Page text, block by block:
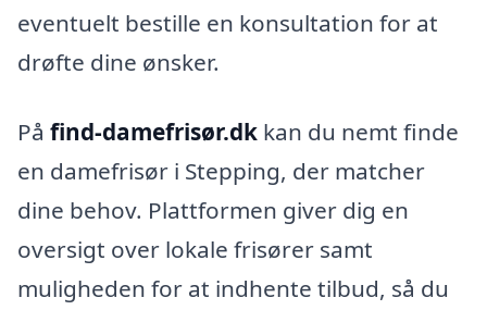
eventuelt bestille en konsultation for at
drøfte dine ønsker.
På find-damefrisør.dk kan du nemt finde
en damefrisør i Stepping, der matcher
dine behov. Plattformen giver dig en
oversigt over lokale frisører samt
muligheden for at indhente tilbud, så du